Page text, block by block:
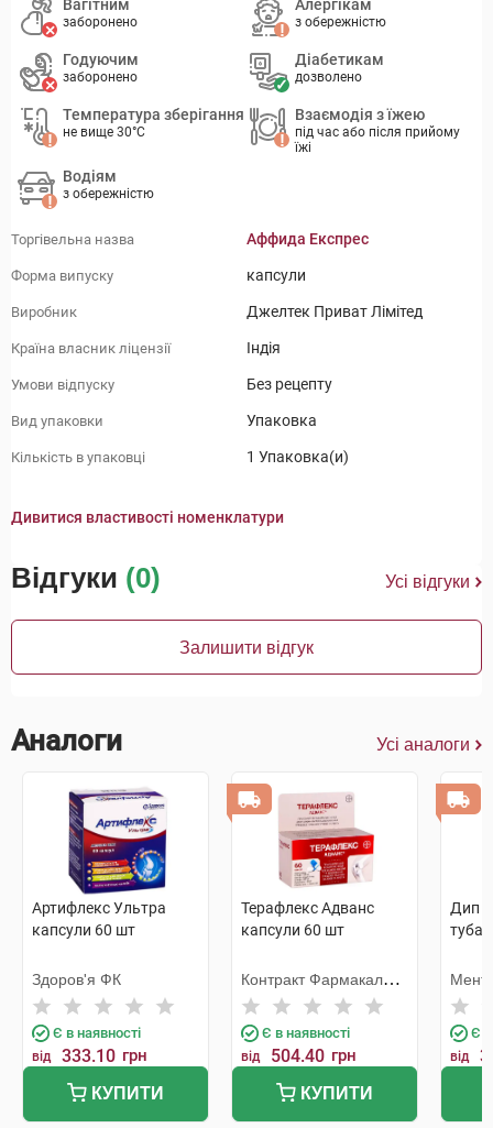
Вагітним
заборонено
Алергікам
з обережністю
Годуючим
заборонено
Діабетикам
дозволено
Температура зберігання
не вище 30°C
Взаємодія з їжею
під час або після прийому
їжі
Водіям
з обережністю
Торгівельна назва Аффида Експрес
Форма випуску капсули
Виробник Джелтек Приват Лімітед
Країна власник ліцензії Індія
Умови відпуску Без рецепту
Вид упаковки Упаковка
Кількість в упаковці 1 Упаковка(и)
Дивитися властивості номенклатури
Відгуки (0) Усі відгуки
Залишити відгук
Аналоги Усі аналоги
Артифлекс Ультра
капсули 60 шт
Здоров'я ФК
Є в наявності
від 333.10 грн
КУПИТИ
Терафлекс Адванс
капсули 60 шт
Контракт Фармакал
Корпорейшн
Є в наявності
від 504.40 грн
КУПИТИ
Дип
туба
Є в
від